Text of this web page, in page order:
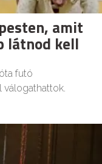
amit
látnod kell
futó
válogathattok.